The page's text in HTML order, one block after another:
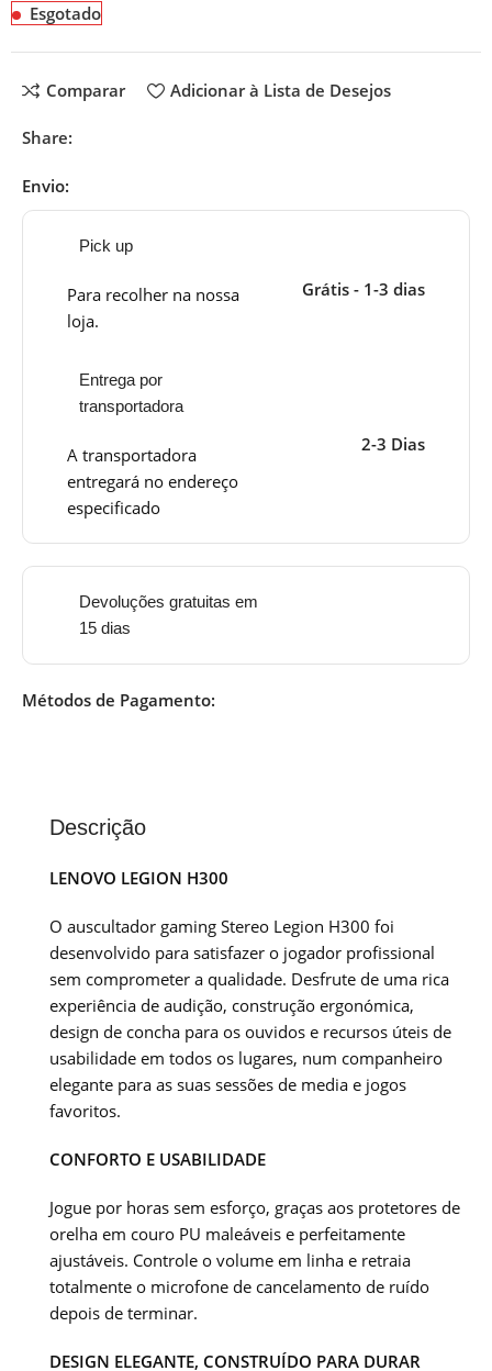
Esgotado
Comparar Adicionar à Lista de Desejos
Share:
Envio:
Pick up
Para recolher na nossa
loja.
Grátis - 1-3 dias
Entrega por
transportadora
A transportadora
entregará no endereço
especificado
2-3 Dias
Devoluções gratuitas em
15 dias
Métodos de Pagamento:
Descrição
LENOVO LEGION H300
O auscultador gaming Stereo Legion H300 foi
desenvolvido para satisfazer o jogador profissional
sem comprometer a qualidade. Desfrute de uma rica
experiência de audição, construção ergonómica,
design de concha para os ouvidos e recursos úteis de
usabilidade em todos os lugares, num companheiro
elegante para as suas sessões de media e jogos
favoritos.
CONFORTO E USABILIDADE
Jogue por horas sem esforço, graças aos protetores de
orelha em couro PU maleáveis e perfeitamente
ajustáveis. Controle o volume em linha e retraia
totalmente o microfone de cancelamento de ruído
depois de terminar.
DESIGN ELEGANTE, CONSTRUÍDO PARA DURAR